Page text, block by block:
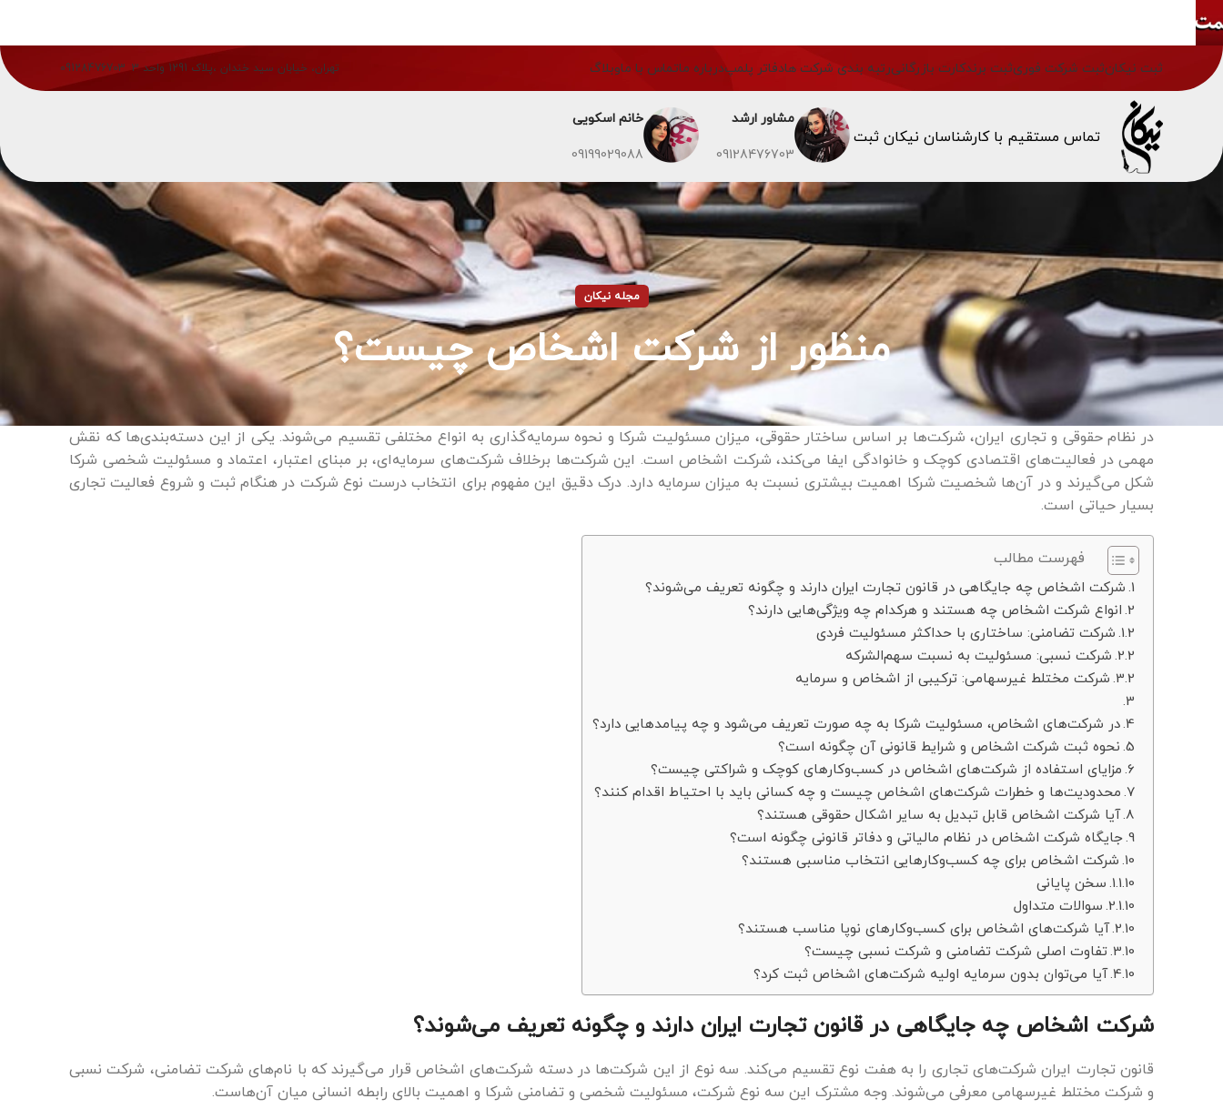
ثبت نیکانثبت شرکت فوریثبت برندکارت بازرگانیرتبه بندی شرکت هادفاتر پلمپدرباره ماتماس با ماوبلاگ تهران، خیابان سید خندان ،پلاک 1291 واحد 3 09128476703
تماس مستقیم با کارشناسان نیکان ثبت
مشاور ارشد
09128476703
خانم اسکویی
09199029088
مجله نیکان
منظور از شرکت اشخاص چیست؟
در نظام حقوقی و تجاری ایران، شرکت‌ها بر اساس ساختار حقوقی، میزان مسئولیت شرکا و نحوه سرمایه‌گذاری به انواع مختلفی تقسیم می‌شوند. یکی از این دسته‌بندی‌ها که نقش
مهمی در فعالیت‌های اقتصادی کوچک و خانوادگی ایفا می‌کند، شرکت اشخاص است. این شرکت‌ها برخلاف شرکت‌های سرمایه‌ای، بر مبنای اعتبار، اعتماد و مسئولیت شخصی شرکا
شکل می‌گیرند و در آن‌ها شخصیت شرکا اهمیت بیشتری نسبت به میزان سرمایه دارد. درک دقیق این مفهوم برای انتخاب درست نوع شرکت در هنگام ثبت و شروع فعالیت تجاری
بسیار حیاتی است.
فهرست مطالب
شرکت اشخاص چه جایگاهی در قانون تجارت ایران دارند و چگونه تعریف می‌شوند؟
انواع شرکت اشخاص چه هستند و هرکدام چه ویژگی‌هایی دارند؟
شرکت تضامنی: ساختاری با حداکثر مسئولیت فردی
شرکت نسبی: مسئولیت به نسبت سهم‌الشرکه
شرکت مختلط غیرسهامی: ترکیبی از اشخاص و سرمایه
در شرکت‌های اشخاص، مسئولیت شرکا به چه صورت تعریف می‌شود و چه پیامدهایی دارد؟
نحوه ثبت شرکت اشخاص و شرایط قانونی آن چگونه است؟
مزایای استفاده از شرکت‌های اشخاص در کسب‌وکارهای کوچک و شراکتی چیست؟
محدودیت‌ها و خطرات شرکت‌های اشخاص چیست و چه کسانی باید با احتیاط اقدام کنند؟
آیا شرکت اشخاص قابل تبدیل به سایر اشکال حقوقی هستند؟
جایگاه شرکت اشخاص در نظام مالیاتی و دفاتر قانونی چگونه است؟
شرکت اشخاص برای چه کسب‌وکارهایی انتخاب مناسبی هستند؟
سخن پایانی
سوالات متداول
آیا شرکت‌های اشخاص برای کسب‌وکارهای نوپا مناسب هستند؟
تفاوت اصلی شرکت تضامنی و شرکت نسبی چیست؟
آیا می‌توان بدون سرمایه اولیه شرکت‌های اشخاص ثبت کرد؟
شرکت اشخاص چه جایگاهی در قانون تجارت ایران دارند و چگونه تعریف می‌شوند؟
قانون تجارت ایران شرکت‌های تجاری را به هفت نوع تقسیم می‌کند. سه نوع از این شرکت‌ها در دسته شرکت‌های اشخاص قرار می‌گیرند که با نام‌های شرکت تضامنی، شرکت نسبی
و شرکت مختلط غیرسهامی معرفی می‌شوند. وجه مشترک این سه نوع شرکت، مسئولیت شخصی و تضامنی شرکا و اهمیت بالای رابطه انسانی میان آن‌هاست.